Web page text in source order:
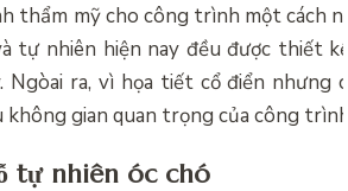
thẩm mỹ cho công trình một cách
tự nhiên hiện nay đều được thiết
Ngòai ra, vì họa tiết cổ điển nhưng
gian quan trọng của công
tự nhiên óc chó